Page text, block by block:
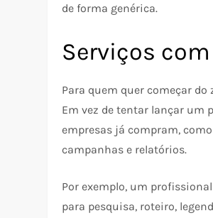
de forma genérica.​
Serviços
Para quem quer começar
Em vez de tentar lançar um
empresas já compram,
campanhas e relatórios.
Por exemplo, um
para pesquisa, roteiro,